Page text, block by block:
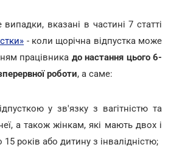
вказані в частині 7 статті
- коли щорічна відпустка може
працівника до настання цього 6-
роботи, а саме:
у зв'язку з вагітністю та
а також жінкам, які мають двох і
років або дитину з інвалідністю;